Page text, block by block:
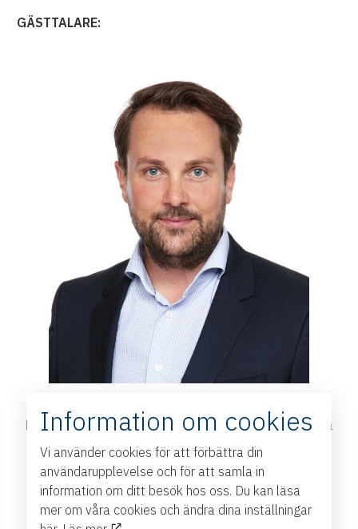
GÄSTTALARE:
Marknadsområdeschef Norrköping Kontor & Handel på
Lundbergs Fastigheter
Information om cookies
Vi använder cookies för att förbättra din
användarupplevelse och för att samla in
information om ditt besök hos oss. Du kan läsa
mer om våra cookies och ändra dina inställningar